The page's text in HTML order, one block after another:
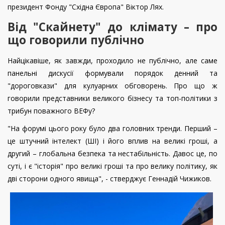
президент Фонду "Східна Європа" Віктор Лях.
Від "Скайнету" до клімату – про
що говорили публічно
Найцікавіше, як завжди, проходило не публічно, але саме
панельні дискусії формували порядок денний та
"дороговкази" для кулуарних обговорень. Про що ж
говорили представники великого бізнесу та топ-політики з
трибун поважного ВЕФу?
"На форумі цього року було два головних тренди. Перший –
це штучний інтелект (ШІ) і його вплив на великі гроші, а
другий – глобальна безпека та нестабільність. Давос це, по
суті, і є "історія" про великі гроші та про велику політику, як
дві сторони одного явища", - стверджує Геннадій Чижиков.